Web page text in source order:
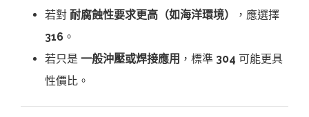
若對 耐腐蝕性要求更高（如海洋環境）
，應選擇
316 。
若只是 一般沖壓或焊接應用 ，標準 304 可能更具
性價比。